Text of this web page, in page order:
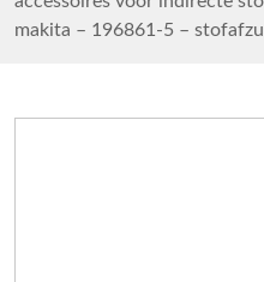
makita – 196861-5 –